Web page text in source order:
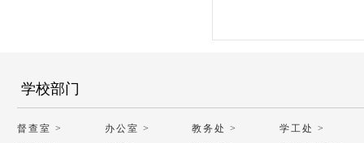
学校部门
督查室 > 办公室 > 教务处 >
学工处 >